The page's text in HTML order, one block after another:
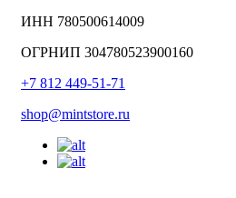
ИНН 780500614009
ОГРНИП 304780523900160
+7 812 449-51-71
shop@mintstore.ru